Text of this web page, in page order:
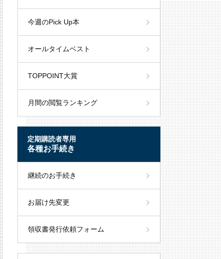
今週のPick Up本
オールタイムベスト
TOPPOINT大賞
月間の閲覧ランキング
定期購読者専用
各種お手続き
継続のお手続き
お届け先変更
領収書発行依頼フォーム